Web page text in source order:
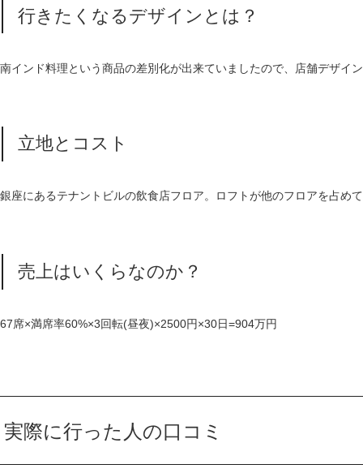
行きたくなるデザインとは？
南インド料理という商品の差別化が出来ていましたので、店舗デザイ
立地とコスト
銀座にあるテナントビルの飲食店フロア。ロフトが他のフロアを占め
売上はいくらなのか？
67席×満席率60%×3回転(昼夜)×2500円×30日=904万円
実際に行った人の口コミ